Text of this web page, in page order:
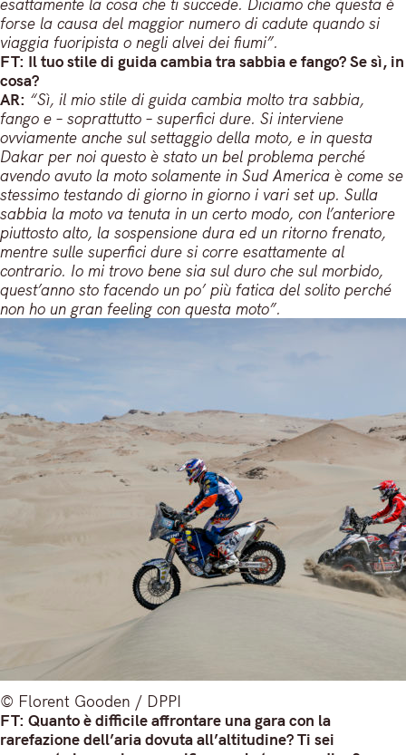
esattamente la cosa che ti succede. Diciamo che questa è
forse la causa del maggior numero di cadute quando si
viaggia fuoripista o negli alvei dei fiumi”.
FT: Il tuo stile di guida cambia tra sabbia e fango? Se sì, in
cosa?
AR: “Sì, il mio stile di guida cambia molto tra sabbia,
fango e – soprattutto – superfici dure. Si interviene
ovviamente anche sul settaggio della moto, e in questa
Dakar per noi questo è stato un bel problema perché
avendo avuto la moto solamente in Sud America è come se
stessimo testando di giorno in giorno i vari set up. Sulla
sabbia la moto va tenuta in un certo modo, con l’anteriore
piuttosto alto, la sospensione dura ed un ritorno frenato,
mentre sulle superfici dure si corre esattamente al
contrario. Io mi trovo bene sia sul duro che sul morbido,
quest’anno sto facendo un po’ più fatica del solito perché
non ho un gran feeling con questa moto”.
© Florent Gooden / DPPI
FT: Quanto è difficile affrontare una gara con la
rarefazione dell’aria dovuta all’altitudine? Ti sei